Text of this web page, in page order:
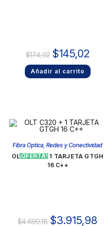
$174,02 $145,02
Añadir al carrito
¡OFERTA!
Fibra Optica,Redes y Conectividad
OLT C320 + 1 TARJETA GTGH
16 C++
$4.699,18 $3.915,98